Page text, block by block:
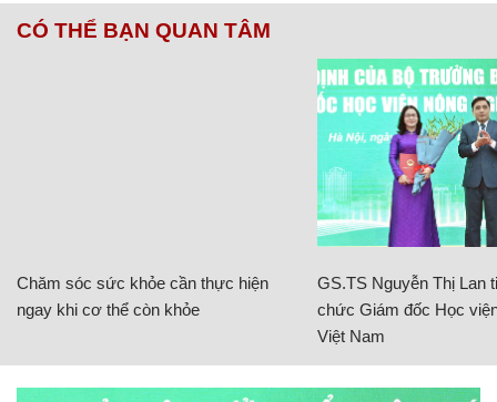
CÓ THỂ BẠN QUAN TÂM
Chăm sóc sức khỏe cần thực hiện
ngay khi cơ thể còn khỏe
GS.TS Nguyễn Thị Lan
chức Giám đốc Học
Việt Nam